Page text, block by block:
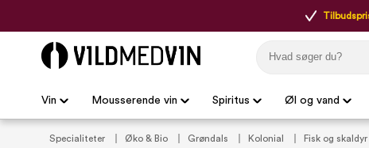
Vin Mousserende vin Spiritus Øl og vand
Specialiteter Øko & Bio Grøndals Kolonial Fisk og skaldyr